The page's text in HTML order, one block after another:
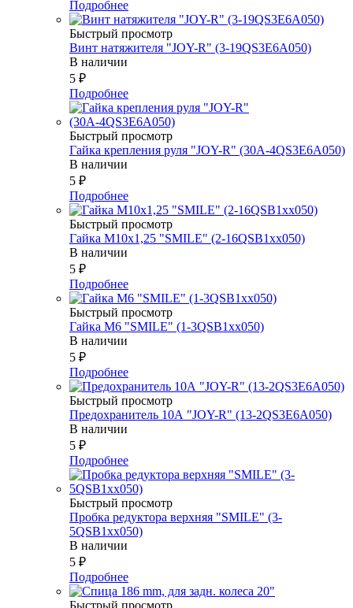
Подробнее
Быстрый просмотр
Винт натяжителя "JOY-R" (3-19QS3E6A050)
В наличии
5 ₽
Подробнее
Быстрый просмотр
Гайка крепления руля "JOY-R" (30А-4QS3E6A050)
В наличии
5 ₽
Подробнее
Быстрый просмотр
Гайка М10х1,25 "SMILE" (2-16QSB1xx050)
В наличии
5 ₽
Подробнее
Быстрый просмотр
Гайка М6 "SMILE" (1-3QSB1xx050)
В наличии
5 ₽
Подробнее
Быстрый просмотр
Предохранитель 10А "JOY-R" (13-2QS3E6A050)
В наличии
5 ₽
Подробнее
Быстрый просмотр
Пробка редуктора верхняя "SMILE" (3-
5QSB1xx050)
В наличии
5 ₽
Подробнее